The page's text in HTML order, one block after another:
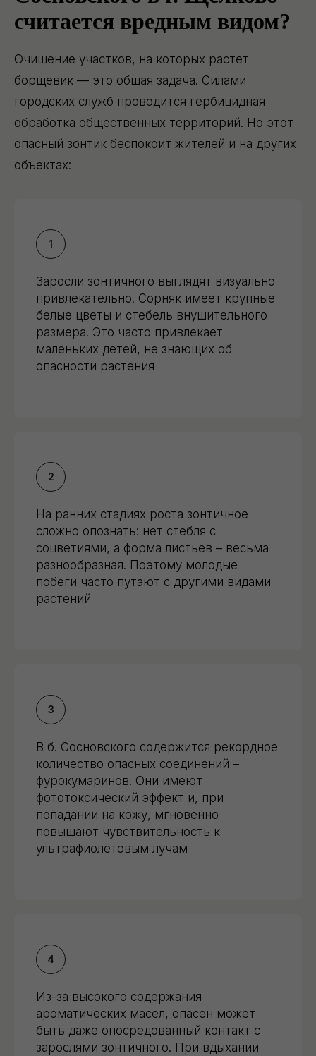
считается вредным видом?
Очищение участков, на которых растет
борщевик — это общая задача. Силами
городских служб проводится гербицидная
обработка общественных территорий. Но этот
опасный зонтик беспокоит жителей и на других
объектах:
Заросли зонтичного выглядят визуально
привлекательно. Сорняк имеет крупные
белые цветы и стебель внушительного
размера. Это часто привлекает
маленьких детей, не знающих об
опасности растения
На ранних стадиях роста зонтичное
сложно опознать: нет стебля с
соцветиями, а форма листьев – весьма
разнообразная. Поэтому молодые
побеги часто путают с другими видами
растений
В б. Сосновского содержится рекордное
количество опасных соединений –
фурокумаринов. Они имеют
фототоксический эффект и, при
попадании на кожу, мгновенно
повышают чувствительность к
ультрафиолетовым лучам
Из-за высокого содержания
ароматических масел, опасен может
быть даже опосредованный контакт с
зарослями зонтичного. При вдыхании